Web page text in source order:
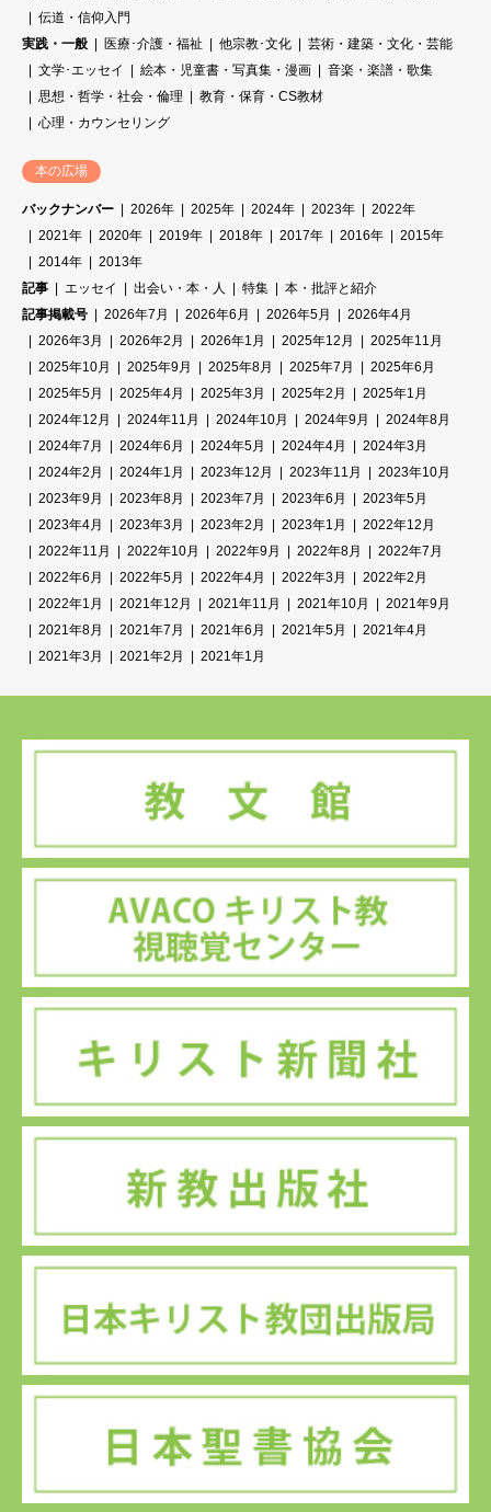
伝道・信仰入門
実践・一般
医療･介護・福祉 他宗教･文化
芸術・建築・文化・芸能
文学･エッセイ
絵本・児童書・写真集・漫画
音楽・楽譜・歌集
思想・哲学・社会・倫理
教育・保育・CS教材
心理・カウンセリング
本の広場
バックナンバー 2026年 2025年 2024年 2023年
2022年
2021年
2020年 2019年 2018年 2017年 2016年
2015年
2014年
2013年
記事
エッセイ 出会い・本・人 特集
本・批評と紹介
記事掲載号
2026年7月 2026年6月 2026年5月
2026年4月
2026年3月
2026年2月 2026年1月 2025年12月
2025年11月
2025年10月
2025年9月 2025年8月 2025年7月
2025年6月
2025年5月
2025年4月 2025年3月 2025年2月
2025年1月
2024年12月
2024年11月 2024年10月 2024年9月
2024年8月
2024年7月
2024年6月 2024年5月 2024年4月
2024年3月
2024年2月
2024年1月 2023年12月 2023年11月
2023年10月
2023年9月
2023年8月 2023年7月 2023年6月
2023年5月
2023年4月
2023年3月 2023年2月 2023年1月
2022年12月
2022年11月
2022年10月 2022年9月 2022年8月
2022年7月
2022年6月
2022年5月 2022年4月 2022年3月
2022年2月
2022年1月
2021年12月 2021年11月 2021年10月
2021年9月
2021年8月
2021年7月 2021年6月 2021年5月
2021年4月
2021年3月
2021年2月 2021年1月